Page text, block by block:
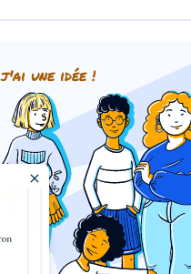
j'ai une idée !